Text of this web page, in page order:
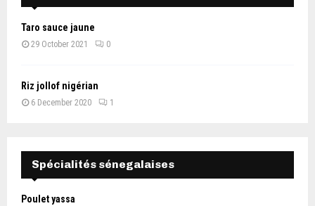
Taro sauce jaune
29 October 2021 0
Riz jollof nigérian
6 December 2020 1
Spécialités sénegalaises
Poulet yassa